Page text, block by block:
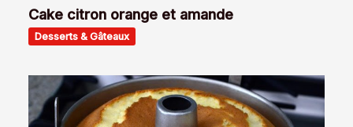
Cake citron orange et amande
Desserts & Gâteaux